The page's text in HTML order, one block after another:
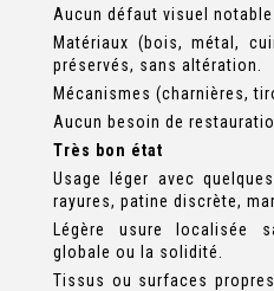
Aucun défaut visuel
Matériaux (bois, métal,
préservés, sans altération.
Mécanismes (charnières,
Aucun besoin de
Très bon état
Usage léger avec
rayures, patine discrète,
Légère usure localisée
globale ou la solidité.
Tissus ou surfaces